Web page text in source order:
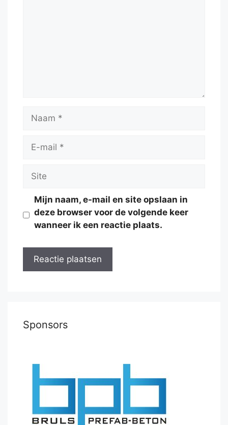
Naam
Site
Mijn naam, e-mail en site opslaan in
deze browser voor de volgende keer
wanneer ik een reactie plaats.
Sponsors